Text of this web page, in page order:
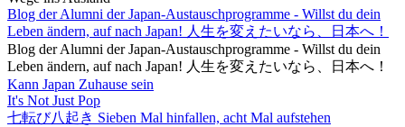
Blog der Alumni der Japan-Austauschprogramme - Willst du dein
Leben ändern, auf nach Japan! 人生を変えたいなら、日本へ！
Blog der Alumni der Japan-Austauschprogramme - Willst du dein
Leben ändern, auf nach Japan! 人生を変えたいなら、日本へ！
Kann Japan Zuhause sein
It's Not Just Pop
七転び八起き Sieben Mal hinfallen, acht Mal aufstehen